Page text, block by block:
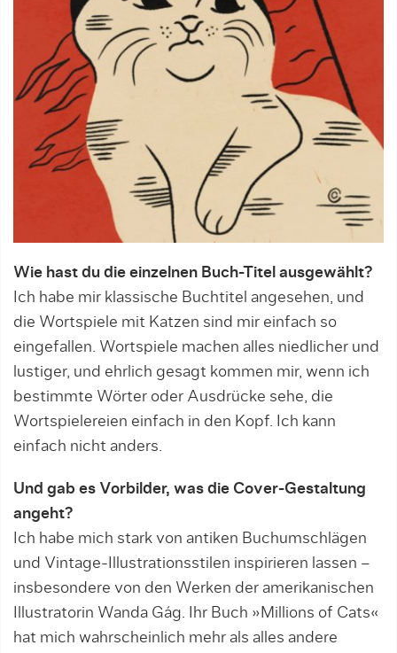
Wie hast du die einzelnen Buch-Titel ausgewählt?
Ich habe mir klassische Buchtitel angesehen, und
die Wortspiele mit Katzen sind mir einfach so
eingefallen. Wortspiele machen alles niedlicher und
lustiger, und ehrlich gesagt kommen mir, wenn ich
bestimmte Wörter oder Ausdrücke sehe, die
Wortspielereien einfach in den Kopf. Ich kann
einfach nicht anders.
Und gab es Vorbilder, was die Cover-Gestaltung
angeht?
Ich habe mich stark von antiken Buchumschlägen
und Vintage-Illustrationsstilen inspirieren lassen –
insbesondere von den Werken der amerikanischen
Illustratorin Wanda Gág. Ihr Buch »Millions of Cats«
hat mich wahrscheinlich mehr als alles andere